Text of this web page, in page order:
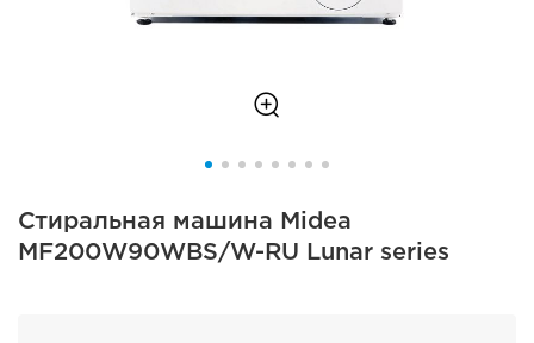
Стиральная машина Midea
MF200W90WBS/W-RU Lunar series